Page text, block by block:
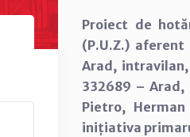
Proiect de
(P.U.Z.)
Arad,
332689 –
Pietro,
inițiativa